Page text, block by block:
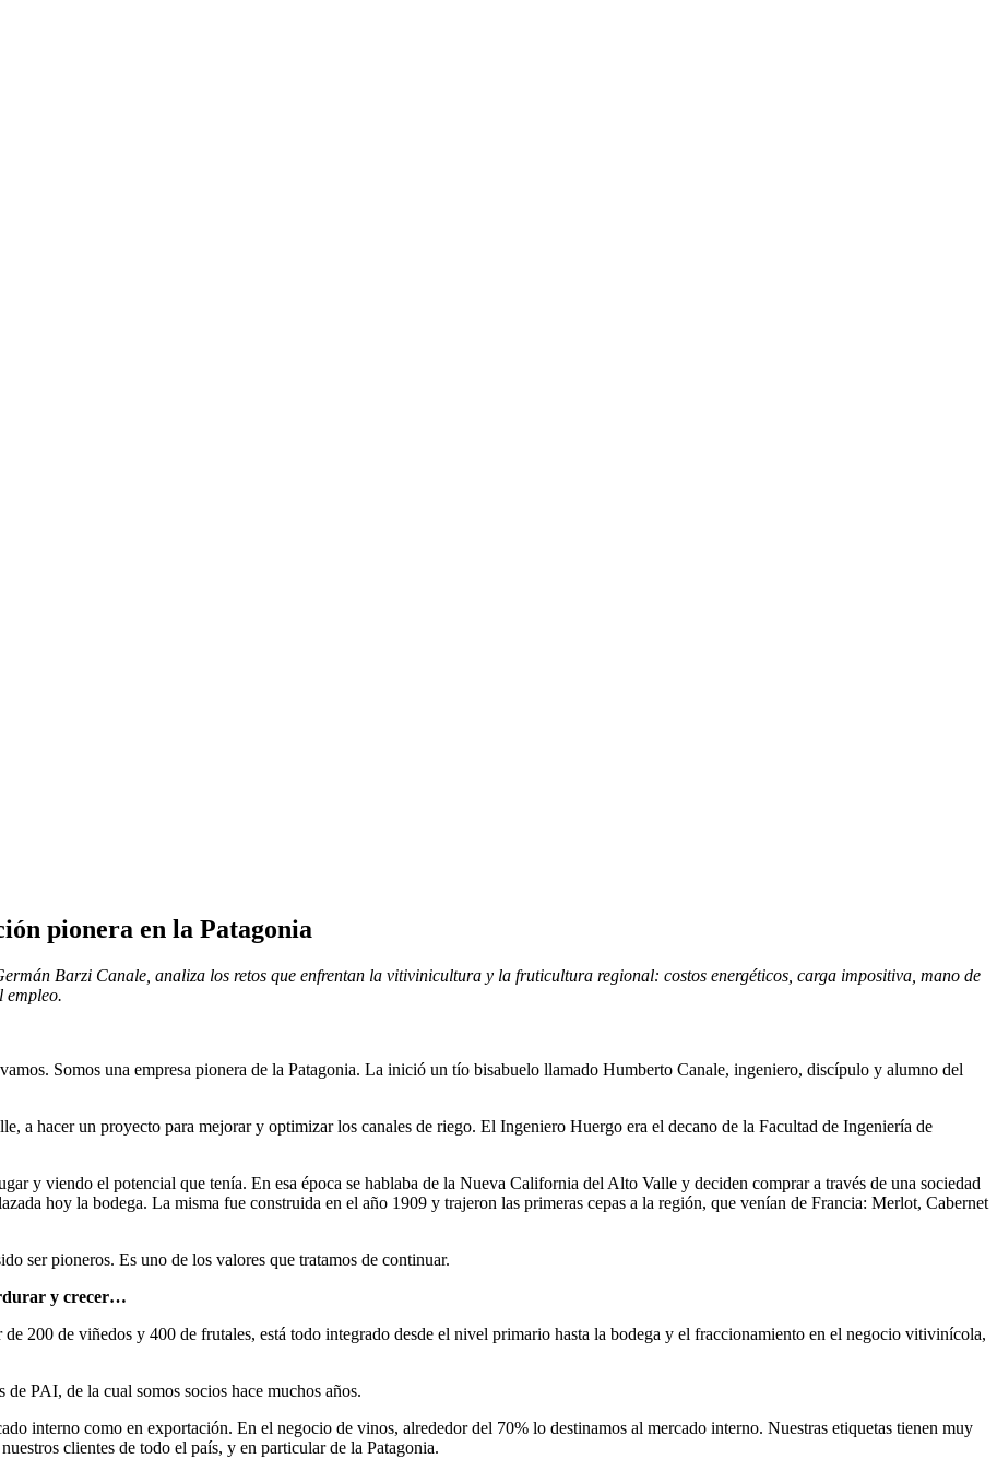
pionera en la Patagonia
Barzi Canale, analiza los retos que enfrentan la vitivinicultura y la fruticultura regional: costos energéticos, carga impositiva, mano de
empleo.
Somos una empresa pionera de la Patagonia. La inició un tío bisabuelo llamado Humberto Canale, ingeniero, discípulo y alumno del
a hacer un proyecto para mejorar y optimizar los canales de riego. El Ingeniero Huergo era el decano de la Facultad de Ingeniería de
y viendo el potencial que tenía. En esa época se hablaba de la Nueva California del Alto Valle y deciden comprar a través de una sociedad
hoy la bodega. La misma fue construida en el año 1909 y trajeron las primeras cepas a la región, que venían de Francia: Merlot, Cabernet
ser pioneros. Es uno de los valores que tratamos de continuar.
y crecer…
200 de viñedos y 400 de frutales, está todo integrado desde el nivel primario hasta la bodega y el fraccionamiento en el negocio vitivinícola,
PAI, de la cual somos socios hace muchos años.
interno como en exportación. En el negocio de vinos, alrededor del 70% lo destinamos al mercado interno. Nuestras etiquetas tienen muy
clientes de todo el país, y en particular de la Patagonia.